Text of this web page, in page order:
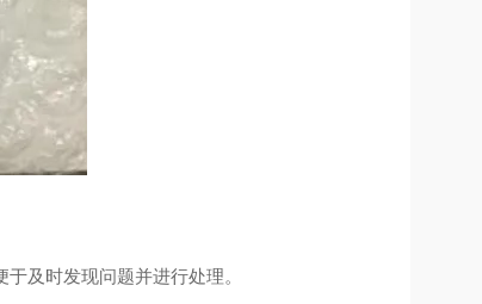
及时发现问题并进行处理。